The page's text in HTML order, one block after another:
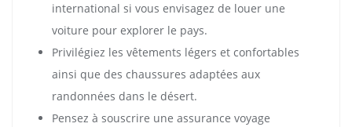
international si vous envisagez de louer une
voiture pour explorer le pays.
Privilégiez les vêtements légers et confortables
ainsi que des chaussures adaptées aux
randonnées dans le désert.
Pensez à souscrire une assurance voyage